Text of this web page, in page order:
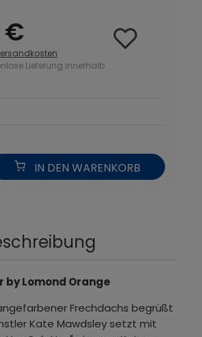
€
Lieferung innerhalb
IN DEN WARENKORB
Lomond Orange
Frechdachs begrüßt
Kate Mawdsley setzt mit